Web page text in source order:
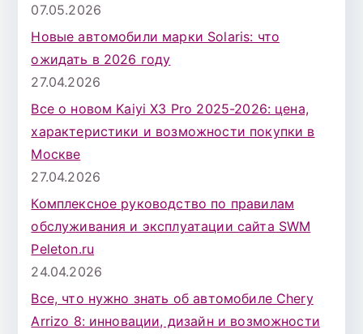
07.05.2026
Новые автомобили марки Solaris: что
ожидать в 2026 году
27.04.2026
Все о новом Kaiyi X3 Pro 2025-2026: цена,
характеристики и возможности покупки в
Москве
27.04.2026
Комплексное руководство по правилам
обслуживания и эксплуатации сайта SWM
Peleton.ru
24.04.2026
Все, что нужно знать об автомобиле Chery
Arrizo 8: инновации, дизайн и возможности